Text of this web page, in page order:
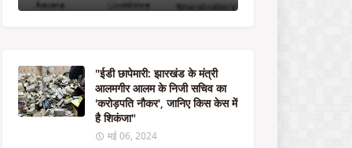
म
र
3
दो
स्तों
"ईडी छापेमारी: झारखंड के मंत्री
आलमगीर आलम के निजी सचिव का
'करोड़पति नौकर', जानिए किस केस में
है शिकंजा"
मई 06, 2024